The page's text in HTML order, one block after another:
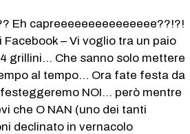
Eh capreeeeeeeeeeeeeee??!?!
Facebook – Vi voglio tra un paio
grillini… Che sanno solo mettere
al tempo… Ora fate festa da
NOI… però mentre
che O NAN (uno dei tanti
declinato in vernacolo